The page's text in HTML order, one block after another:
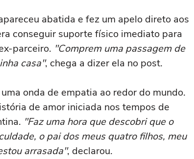
abatida e fez um apelo direto aos
conseguir suporte físico imediato para
parceiro. "Comprem uma passagem de
casa", chega a dizer ela no post.
onda de empatia ao redor do mundo.
de amor iniciada nos tempos de
"Faz uma hora que descobri que o
o pai dos meus quatro filhos, meu
arrasada", declarou.